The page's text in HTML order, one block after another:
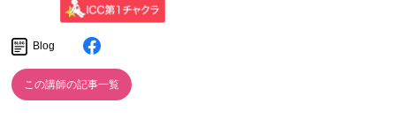
Blog
この講師の記事一覧